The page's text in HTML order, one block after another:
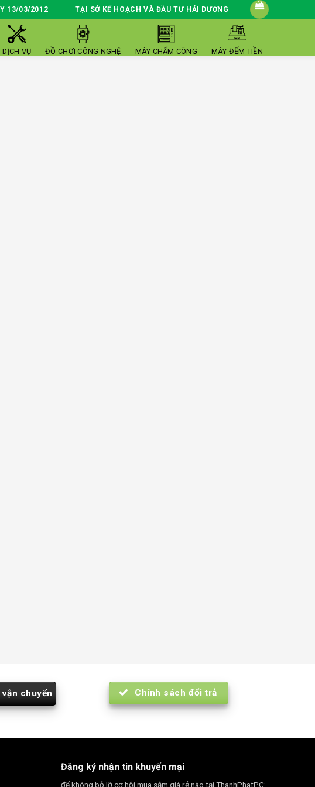
13/03/2012 TẠI SỞ KẾ HOẠCH VÀ ĐẦU TƯ HẢI DƯƠNG
DỊCH VỤ ĐỒ CHƠI CÔNG NGHỆ MÁY CHẤM CÔNG MÁY ĐẾM TIỀN
chuyển Chính sách đổi trả
Đăng ký nhận tin khuyến mại
để không bỏ lỡ cơ hội mua sắm giá rẻ nào tại ThanhPhatPC: